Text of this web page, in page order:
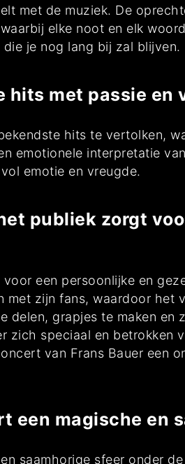
met de muziek. De
elke noot en elk
je nog lang bij zal blijven.
met passie en
hits te vertolken,
emotionele interpretatie
emotie en vreugde.
publiek zorgt
een persoonlijke en
zijn fans, waardoor het
delen, grapjes te maken
zich speciaal en betrokken
van Frans Bauer een
een magische en
saamhorige sfeer onder